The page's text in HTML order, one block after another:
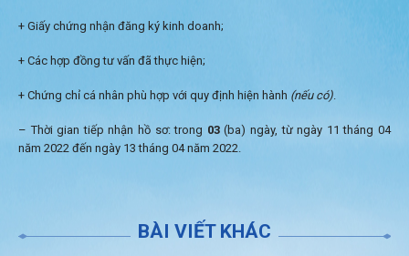
+ Giấy chứng nhận đăng ký kinh doanh;
+ Các hợp đồng tư vấn đã thực hiện;
+ Chứng chỉ cá nhân phù hợp với quy định hiện hành (nếu có).
– Thời gian tiếp nhận hồ sơ: trong 03(ba) ngày, từ ngày 11 tháng 04
năm 2022 đến ngày 13 tháng 04 năm 2022.
BÀI VIẾT KHÁC